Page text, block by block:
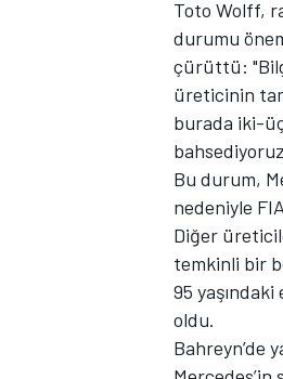
TÜRK
Toto Wolff,
durumu
çürüttü:
üreticinin
burada iki-
Bu durum,
nedeniyle
Diğer
temkinli bir
95
oldu.
Bahreyn’de